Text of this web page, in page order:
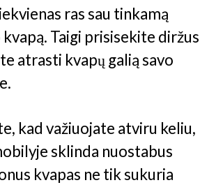
ras sau tinkamą
Taigi prisisekite diržus
atrasti kvapų galią savo
kad važiuojate atviru keliu,
sklinda nuostabus
kvapas ne tik sukuria